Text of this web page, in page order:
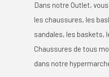
Dans notre Outlet,
les chaussures, les
sandales, les baskets,
Chaussures de tous
dans notre